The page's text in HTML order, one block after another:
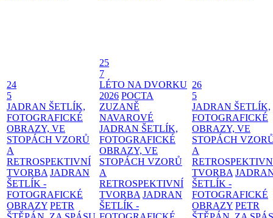
24
5
JADRAN ŠETLÍK,
FOTOGRAFICKÉ
OBRAZY, VE
STOPÁCH VZORŮ
A
RETROSPEKTIVNÍ
TVORBA JADRAN
ŠETLÍK -
FOTOGRAFICKÉ
OBRAZY PETR
25
7
LÉTO NA DVORKU
2026 POCTA
ZUZANĚ
NAVAROVÉ
JADRAN ŠETLÍK,
FOTOGRAFICKÉ
OBRAZY, VE
STOPÁCH VZORŮ
A
RETROSPEKTIVNÍ
TVORBA JADRAN
ŠETLÍK -
26
5
JADRAN ŠETLÍK,
FOTOGRAFICKÉ
OBRAZY, VE
STOPÁCH
A
TVORBA
ŠETLÍK -
FOTOGRAFICKÉ
OBRAZY PETR